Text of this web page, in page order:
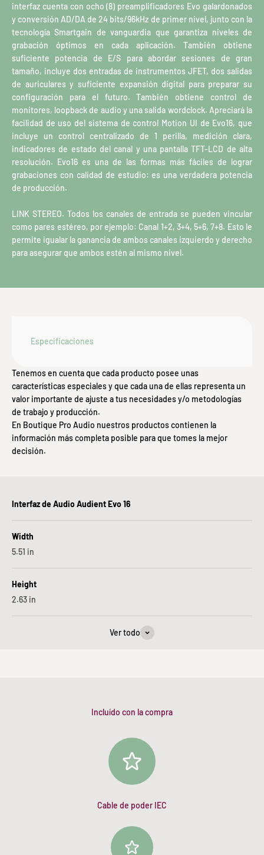
interfaz cuenta con ocho (8) preamplificadores Evo galardonados
y conversión AD/DA de 24 bits/96kHz de primer nivel, junto con la
tecnología Smartgain de vanguardia que garantiza niveles de
grabación óptimos en cada aplicación. También obtiene
suficiente potencia de E/S para abordar sesiones de gran
tamaño, incluye dos entradas de instrumentos JFET, dos salidas
de auriculares y suficiente expansión digital para preparar su
configuración para el futuro. También obtiene control de
monitores, loopback de audio y una salida wordclock. Apreciará la
facilidad de uso del sistema de control Motion UI de Evo16, que
incluye un control centralizado de 1 perilla, medición clara,
indicadores de estado del canal y una pantalla TFT-LCD de alta
resolución. Evo16 es una de las formas más fáciles de lograr
grabaciones con calidad de estudio: es una verdadera potencia
de producción.
LINK STEREO. Todos los canales de entrada se pueden vincular
como pares estéreo, por ejemplo: Canal 1+2, 3+4, 5+6, 7+8. Esto le
permite igualar la ganancia de ambos canales izquierdo y derecho
para asegurar que ambos estén al mismo nivel.
Especificaciones
Tenemos en cuenta que cada producto posee unas
características especiales y que cada una de ellas representa un
valor importante de ajuste a tus necesidades y/o metodologías
de trabajo y producción.
En Boutique Pro Audio nuestros productos contienen la
información más completa posible para que tomes la mejor
decisión.
Interfaz de Audio Audient Evo 16
Width
5.51 in
Height
2.63 in
Ver todo
Incluído con la compra
Cable de poder IEC